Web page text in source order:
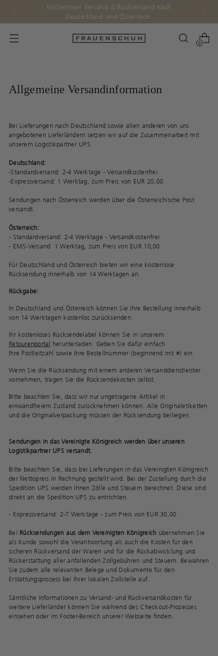
Kostenloser Versand & Rückversand nach
Deutschland und Österreich.
0
Allgemeine Versandinformation
Bei Lieferungen nach Deutschland sowie allen anderen von uns
angebotenen Lieferländern setzen wir auf die Zusammenarbeit mit
unserem Logistikpartner UPS
Deutschland:
-Standardversand: 2-4 Werktage - Versandkostenfrei
-Expressversand: 1 Werktag, zum Preis von EUR 20,00
Sendungen nach Österreich werden über die Österreichische Post
versandt.
Österreich:
- Standardversand: 2-4 Werktage - Versandkostenfrei
- EMS-Versand: 1 Werktag, zum Preis von EUR 10,00
Für Deutschland und Österreich bieten wir eine kostenlose
Rücksendung innerhalb von 14 Werktagen an.
Rückgabe:
In Deutschland und Österreich können Sie Ihre Bestellung innerhalb
von 14 Werktagen kostenlos zurücksenden.
Ihr kostenloses Rücksendelabel können Sie in unserem
Retourenportal
herunterladen. Geben Sie dafür einfach
Ihre Postleitzahl sowie Ihre Bestellnummer (beginnend mit #) ein.
Wenn Sie die Rücksendung mit einem anderen Versanddienstleister
vornehmen, tragen Sie die Rücksendekosten selbst.
Bitte beachten Sie, dass wir nur ungetragene Artikel in
einwandfreiem Zustand zurücknehmen können. Alle Originaletiketten
und die Originalverpackung müssen der Rücksendung beiliegen.
Sendungen in das Vereinigte Königreich werden über unseren
Logistikpartner UPS versandt.
Bitte beachten Sie, dass bei Lieferungen in das Vereinigten Königreich
der Nettopreis in Rechnung gestellt wird. Bei der Zustellung durch die
Spedition UPS werden Ihnen Zölle und Steuern berechnet. Diese sind
direkt an die Spedition UPS zu entrichten.
- Expressversand: 2-7 Werktage - zum Preis von EUR 30,00
Bei Rücksendungen aus dem Vereinigten Königreich übernehmen Sie
als Kunde sowohl die Verantwortung als auch die Kosten für den
sicheren Rückversand der Waren und für die Rückabwicklung und
Rückerstattung aller anfallenden Zollgebühren und Steuern. Bewahren
Sie zudem alle relevanten Belege und Dokumente für den
Erstattungsprozess bei Ihrer lokalen Zollstelle auf.
Sämtliche Informationen zu Versand- und Rückversandkosten für
weitere Lieferländer können Sie während des Checkout-Prozesses
einsehen oder im Footer-Bereich unserer Webseite finden.